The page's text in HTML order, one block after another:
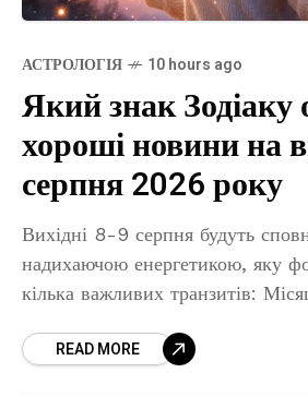
АСТРОЛОГІЯ 10 hours ago
Який знак Зодіаку
хороші новини на
серпня 2026 року
Вихідні 8-9 серпня будуть
надихаючою енергетикою, яку
кілька важливих транзитів:
Терезах та перехід Меркурія у
READ MORE